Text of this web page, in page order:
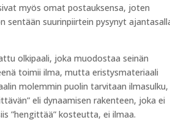
myös omat postauksensa, joten
sentään suurinpiirtein pysynyt
olkipaali, joka muodostaa seinän
toimii ilma, mutta eristysmateriaali
molemmin puolin tarvitaan
eli dynaamisen rakenteen, joka ei
”hengittää” kosteutta, ei ilmaa.